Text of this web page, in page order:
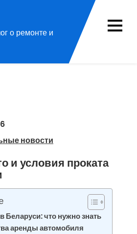
о ремонте и
новости
и условия проката
Беларуси: что нужно знать
аренды автомобиля